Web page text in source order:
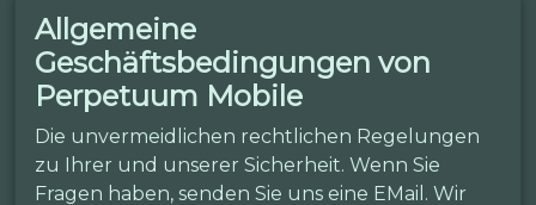
Allgemeine
Geschäftsbedingungen von
Perpetuum Mobile
Die unvermeidlichen rechtlichen Regelungen
zu Ihrer und unserer Sicherheit. Wenn Sie
Fragen haben, senden Sie uns eine EMail. Wir